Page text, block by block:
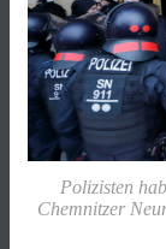
Polizisten
Chemnitzer